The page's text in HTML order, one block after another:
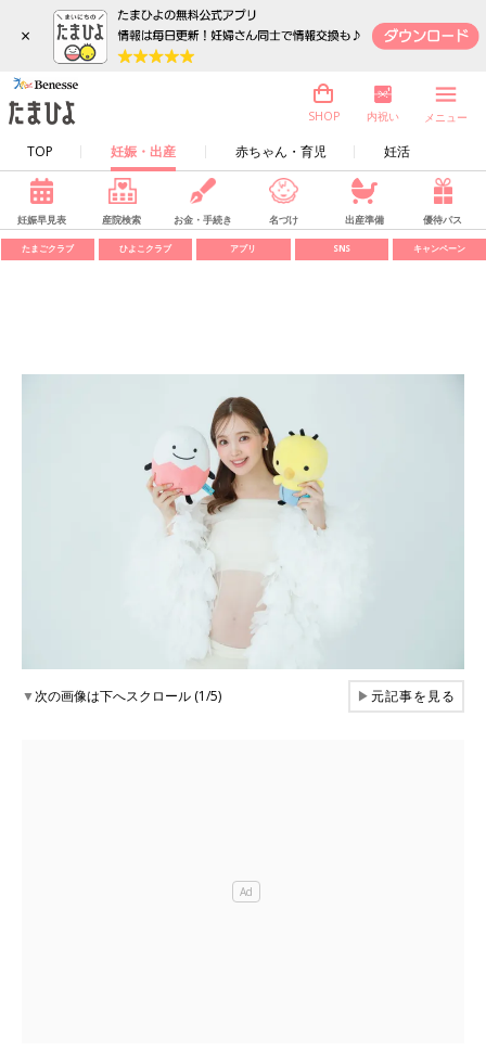
×
TOP 妊娠・出産 赤ちゃん・育児 妊活
SHOP 内祝い メニュー
妊娠早見表 産院検索 お金・手続き 名づけ 出産準備 優待パス
たまごクラブ ひよこクラブ アプリ SNS キャンペーン
▼次の画像は下へスクロール (1/5) ▶元記事を見る